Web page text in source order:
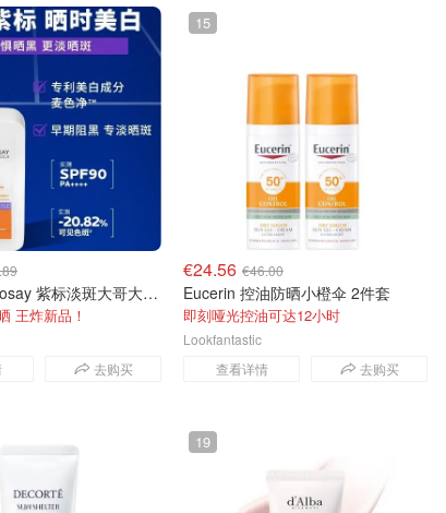
La Roche-Posay 紫标淡斑大哥大400防晒50ml
王炸新品！
去购买
15
€24.56 €46.00
Eucerin 控油防晒小橙伞 2件套
即刻哑光控油可达12小时
查看详情 去购买
Lookfantastic
19